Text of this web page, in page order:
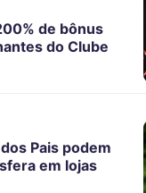
de bônus
do Clube
Pais podem
em lojas